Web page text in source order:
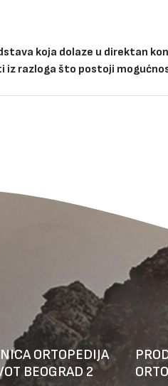
koja dolaze u direktan
iz razloga što postoji
ORTOPEDIJA
BEOGRAD 2